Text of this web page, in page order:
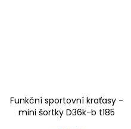
Funkční sportovní kraťasy -
mini šortky D36k-b t185